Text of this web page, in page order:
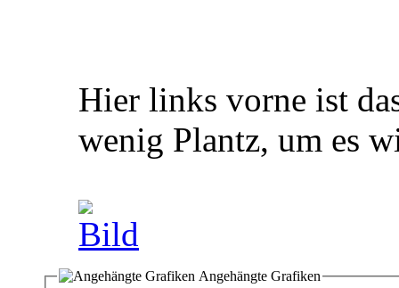
Hier links vorne ist
wenig Plantz, um es
Angehängte Grafiken